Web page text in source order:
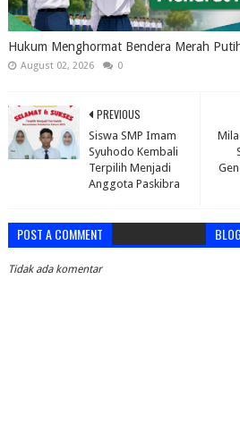
Hukum Menghormat Bendera Merah
August 02, 2026 0
PREVIOUS
Siswa SMP Imam
Syuhodo Kembali
Terpilih Menjadi
Anggota Paskibra
POST A COMMENT
Tidak ada komentar